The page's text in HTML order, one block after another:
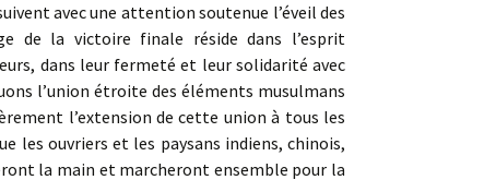
avec une attention soutenue l’éveil des
de la victoire finale réside dans l’esprit
dans leur fermeté et leur solidarité avec
l’union étroite des éléments musulmans
l’extension de cette union à tous les
les ouvriers et les paysans indiens, chinois,
la main et marcheront ensemble pour la